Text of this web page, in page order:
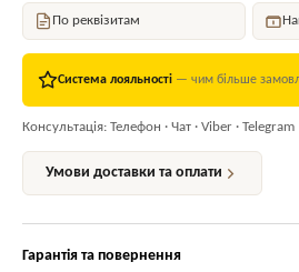
По реквізитам
Система лояльності — чим більше
Консультація: Телефон · Чат · Viber · Telegram
Умови доставки та оплати
Гарантія та повернення